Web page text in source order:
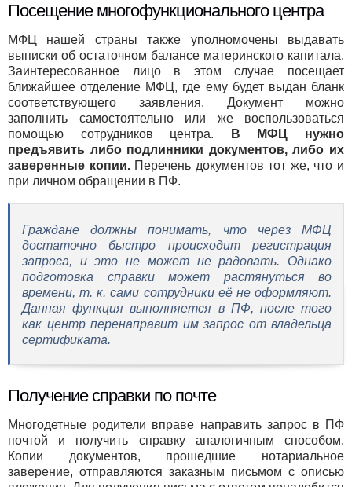
Посещение многофункционального центра
МФЦ нашей страны также уполномочены выдавать
выписки об остаточном балансе материнского капитала.
Заинтересованное лицо в этом случае посещает
ближайшее отделение МФЦ, где ему будет выдан бланк
соответствующего заявления. Документ можно
заполнить самостоятельно или же воспользоваться
помощью сотрудников центра.
В МФЦ нужно
предъявить либо подлинники документов, либо их
заверенные копии.Перечень документов тот же, что и
при личном обращении в ПФ.
Граждане должны понимать, что через МФЦ
достаточно быстро происходит регистрация
запроса, и это не может не радовать. Однако
подготовка справки может растянуться во
времени, т. к. сами сотрудники её не оформляют.
Данная функция выполняется в ПФ, после того
как центр перенаправит им запрос от владельца
сертификата.
Получение справки по почте
Многодетные родители вправе направить запрос в ПФ
почтой и получить справку аналогичным способом.
Копии документов, прошедшие нотариальное
заверение, отправляются заказным письмом с описью